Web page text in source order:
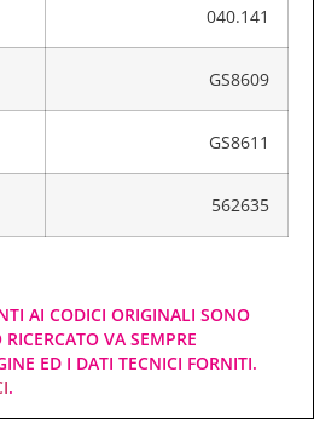
040.141
GS8609
GS8611
562635
AI CODICI ORIGINALI SONO
VA SEMPRE
ED I DATI TECNICI FORNITI.
.